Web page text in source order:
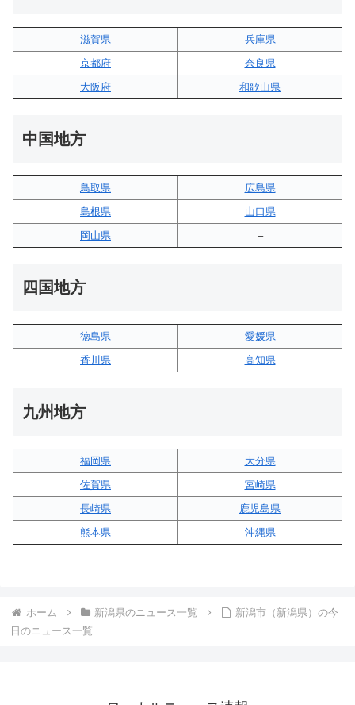
滋賀県
兵庫県
京都府
奈良県
大阪府
和歌山県
中国地方
鳥取県
広島県
島根県
山口県
岡山県
–
四国地方
徳島県
愛媛県
香川県
高知県
九州地方
福岡県
大分県
佐賀県
宮崎県
長崎県
鹿児島県
熊本県
沖縄県
ホーム 新潟県のニュース一覧
新潟市（新潟県）の今
日のニュース一覧